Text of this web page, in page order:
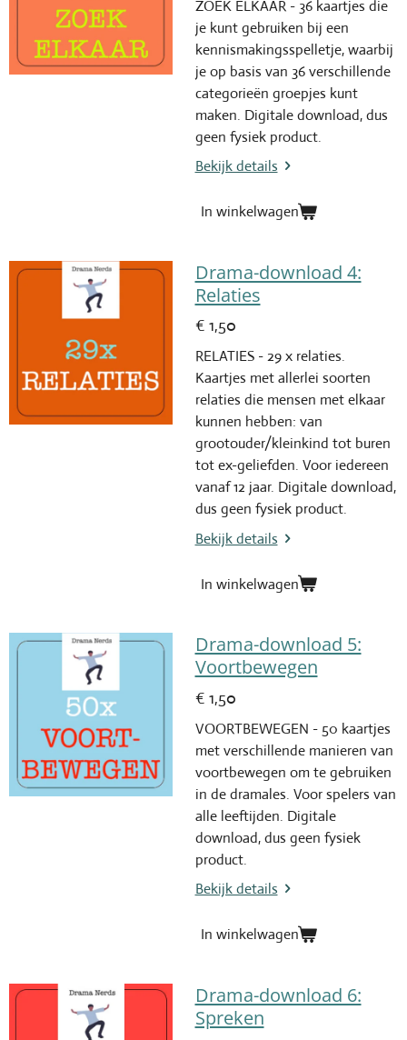
ZOEK ELKAAR - 36 kaartjes die
je kunt gebruiken bij een
kennismakingsspelletje, waarbij
je op basis van 36 verschillende
categorieën groepjes kunt
maken. Digitale download, dus
geen fysiek product.
Bekijk details
In winkelwagen
Drama-download 4:
Relaties
€ 1,50
RELATIES - 29 x relaties.
Kaartjes met allerlei soorten
relaties die mensen met elkaar
kunnen hebben: van
grootouder/kleinkind tot buren
tot ex-geliefden. Voor iedereen
vanaf 12 jaar. Digitale download,
dus geen fysiek product.
Bekijk details
In winkelwagen
Drama-download 5:
Voortbewegen
€ 1,50
VOORTBEWEGEN - 50 kaartjes
met verschillende manieren van
voortbewegen om te gebruiken
in de dramales. Voor spelers van
alle leeftijden. Digitale
download, dus geen fysiek
product.
Bekijk details
In winkelwagen
Drama-download 6:
Spreken